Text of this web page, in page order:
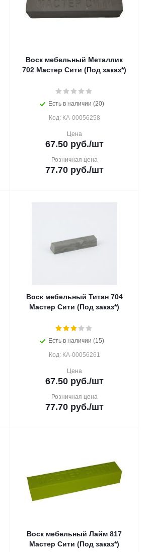
Воск мебельный Металлик
702 Мастер Сити (Под заказ*)
Есть в наличии (20)
Код: КА-00056258
Цена
67.50руб./шт
Розничная цена
77.70руб./шт
Воск мебельный Титан 704
Мастер Сити (Под заказ*)
Есть в наличии (15)
Код: КА-00056261
Цена
67.50руб./шт
Розничная цена
77.70руб./шт
Воск мебельный Лайм 817
Мастер Сити (Под заказ*)